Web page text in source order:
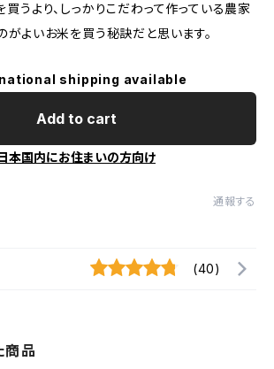
うより、しっかりこだわって作っている農家
よいお米を買う秘訣だと思います。
shipping available
Add to cart
本国内にお住まいの方向け
通報する
(40)
商品